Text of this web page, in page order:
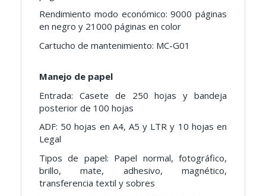
Rendimiento modo económico: 9000 páginas
en negro y 21000 páginas en color
Cartucho de mantenimiento: MC-G01
Manejo de papel
Entrada: Casete de 250 hojas y bandeja
posterior de 100 hojas
ADF: 50 hojas en A4, A5 y LTR y 10 hojas en
Legal
Tipos de papel: Papel normal, fotográfico,
brillo, mate, adhesivo, magnético,
transferencia textil y sobres